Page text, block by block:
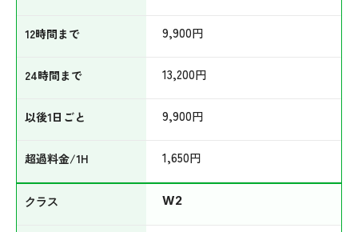
9,900円
13,200円
9,900円
1,650円
W2